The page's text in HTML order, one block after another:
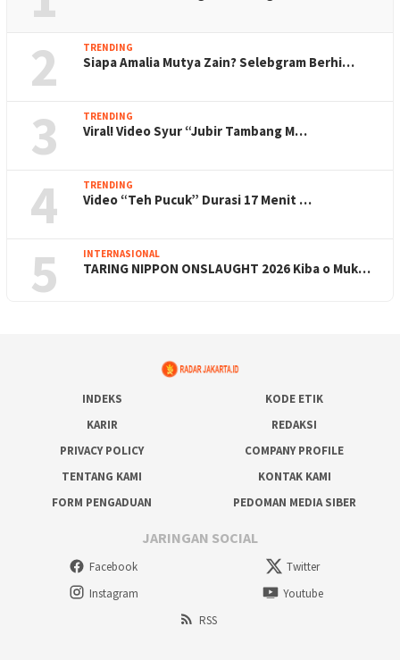
2 TRENDING
Siapa Amalia Mutya Zain? Selebgram Berhi…
3 TRENDING
Viral! Video Syur “Jubir Tambang M…
4 TRENDING
Video “Teh Pucuk” Durasi 17 Menit …
5 INTERNASIONAL
TARING NIPPON ONSLAUGHT 2026 Kiba o Muk…
INDEKS
KODE ETIK
KARIR
REDAKSI
PRIVACY POLICY
COMPANY PROFILE
TENTANG KAMI
KONTAK KAMI
FORM PENGADUAN
PEDOMAN MEDIA SIBER
JARINGAN SOCIAL
Facebook
Twitter
Instagram
Youtube
RSS